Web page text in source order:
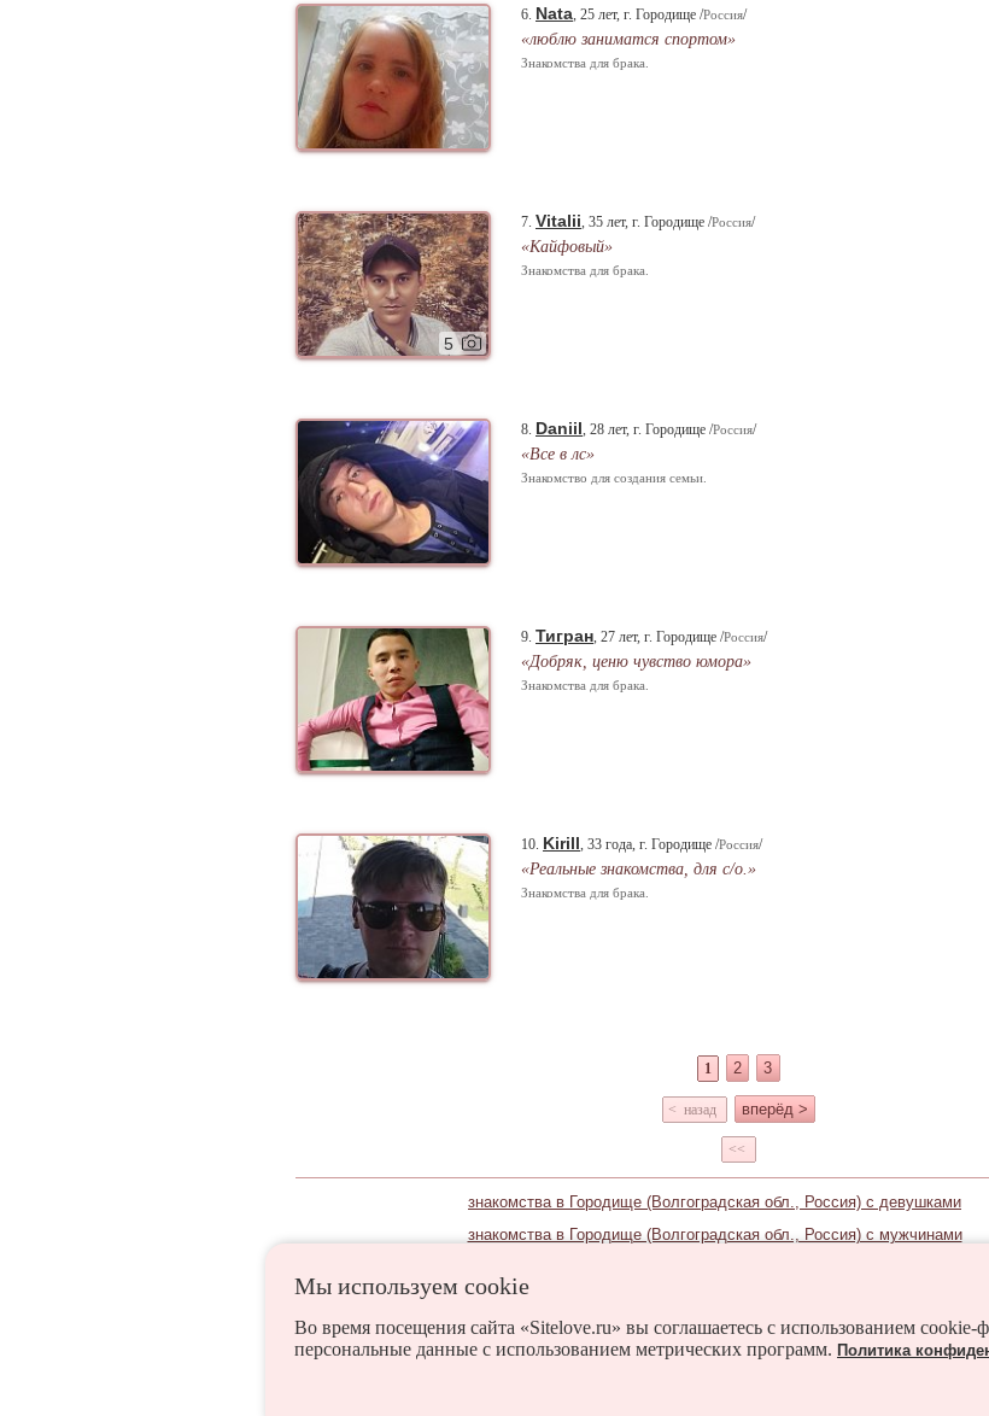
6. Nata, 25 лет, г. Городище /Россия/
«люблю заниматся спортом»
Знакомства для брака.
5
7. Vitalii, 35 лет, г. Городище /Россия/
«Кайфовый»
Знакомства для брака.
8. Daniil, 28 лет, г. Городище /Россия/
«Все в лс»
Знакомство для создания семьи.
9. Тигран, 27 лет, г. Городище /Россия/
«Добряк, ценю чувство юмора»
Знакомства для брака.
10. Kirill, 33 года, г. Городище /Россия/
«Реальные знакомства, для с/о.»
Знакомства для брака.
1 2 3
< назад вперёд >
<<
знакомства в Городище (Волгоградская обл., Россия) с девушками
знакомства в Городище (Волгоградская обл., Россия) с мужчинами
Алущевск
Елань Жирновск Иловля Калач-на-Дону
Мы используем сookie
Во время посещения сайта «Sitelove.ru» вы соглашаетесь с использованием
персональные данные с использованием метрических программ. Политика